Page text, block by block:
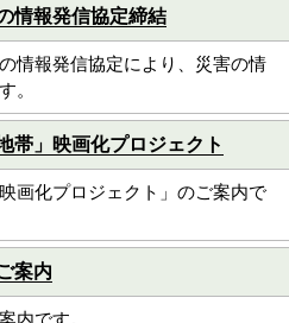
情報発信協定締結
情報発信協定により、災害の情
。
帯」映画化プロジェクト
画化プロジェクト」のご案内で
案内